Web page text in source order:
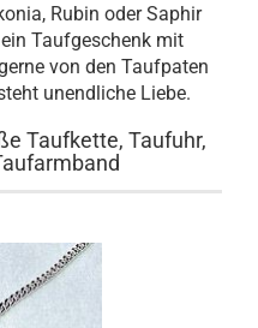
Rubin oder Saphir
Taufgeschenk mit
von den Taufpaten
unendliche Liebe.
Taufkette, Taufuhr,